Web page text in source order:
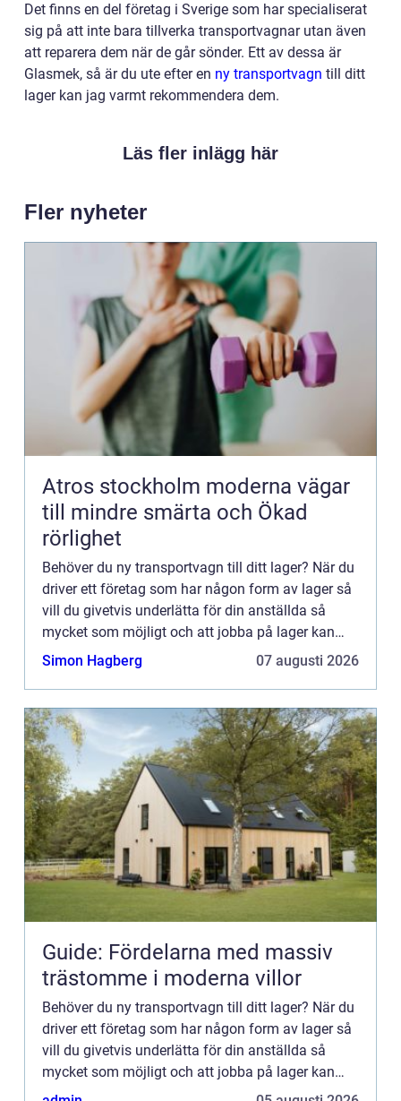
Det finns en del företag i Sverige som har specialiserat
sig på att inte bara tillverka transportvagnar utan även
att reparera dem när de går sönder. Ett av dessa är
Glasmek, så är du ute efter en ny transportvagn till ditt
lager kan jag varmt rekommendera dem.
Läs fler inlägg här
Fler nyheter
Atros stockholm moderna vägar
till mindre smärta och Ökad
rörlighet
Behöver du ny transportvagn till ditt lager? När du
driver ett företag som har någon form av lager så
vill du givetvis underlätta för din anställda så
mycket som möjligt och att jobba på lager kan
vara både stressigt och fysiskt krävande, varpå
Simon Hagberg 07 augusti 2026
Guide: Fördelarna med massiv
trästomme i moderna villor
Behöver du ny transportvagn till ditt lager? När du
driver ett företag som har någon form av lager så
vill du givetvis underlätta för din anställda så
mycket som möjligt och att jobba på lager kan
vara både stressigt och fysiskt krävande, varpå